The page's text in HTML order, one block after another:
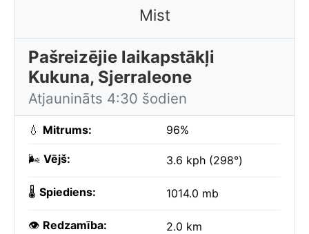
Mist
Pašreizējie laikapstākļi
Kukuna, Sjerraleone
Atjaunināts 4:30 šodien
💧 Mitrums: 96%
🌬️ Vējš: 3.6 kph (298°)
🌡️ Spiediens: 1014.0 mb
👁️ Redzamība: 2.0 km